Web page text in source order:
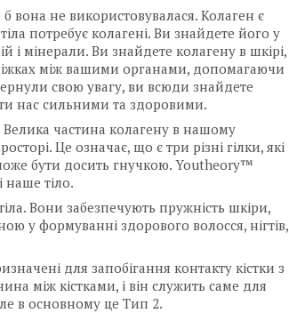
вона не використовувалася. Колаген є
потребує колагені. Ви знайдете його у
і мінерали. Ви знайдете колагену в шкірі,
між вашими органами, допомагаючи
свою увагу, ви всюди знайдете
нас сильними та здоровими.
Велика частина колагену в нашому
Це означає, що є три різні гілки, які
бути досить гнучкою. Youtheory™
тіло.
Вони забезпечують пружність шкіри,
у формуванні здорового волосся, нігтів,
для запобігання контакту кістки з
між кістками, і він служить саме для
в основному це Тип 2.